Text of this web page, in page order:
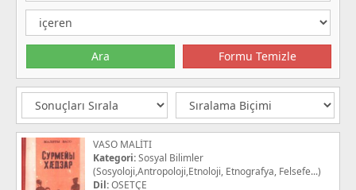
VASO MALİTI
Kategori:Sosyal Bilimler
(Sosyoloji,Antropoloji,Etnoloji, Etnografya, Felsefe...)
Dil:OSETÇE